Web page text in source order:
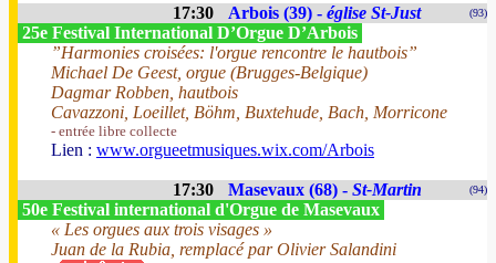
17:30 Arbois (39) - église St-Just (93)
25e Festival International D’Orgue D’Arbois
”Harmonies croisées: l'orgue rencontre le hautbois”
Michael De Geest, orgue (Brugges-Belgique)
Dagmar Robben, hautbois
Cavazzoni, Loeillet, Böhm, Buxtehude, Bach, Morricone
- entrée libre collecte
Lien : www.orgueetmusiques.wix.com/Arbois
17:30 Masevaux (68) - St-Martin (94)
50e Festival international d'Orgue de Masevaux
« Les orgues aux trois visages »
Juan de la Rubia, remplacé par Olivier Salandini